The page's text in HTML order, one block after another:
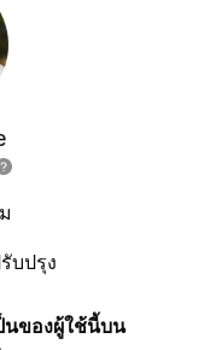
บปรุง
ของผู้ใช้นี้บน